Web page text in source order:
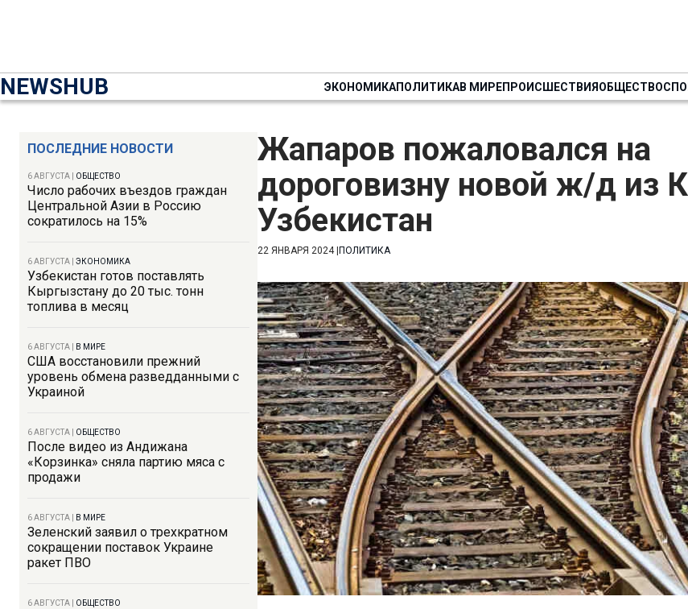
NEWSHUB ЭКОНОМИКАПОЛИТИКАВ МИРЕПРОИСШЕСТВИЯОБЩЕСТВО
ПОСЛЕДНИЕ НОВОСТИ
6 АВГУСТА ОБЩЕСТВО
Число рабочих въездов граждан
Центральной Азии в Россию
сократилось на 15%
6 АВГУСТА ЭКОНОМИКА
Узбекистан готов поставлять
Кыргызстану до 20 тыс. тонн
топлива в месяц
6 АВГУСТА В МИРЕ
США восстановили прежний
уровень обмена разведданными с
Украиной
6 АВГУСТА ОБЩЕСТВО
После видео из Андижана
«Корзинка» сняла партию мяса с
продажи
6 АВГУСТА В МИРЕ
Зеленский заявил о трехкратном
сокращении поставок Украине
ракет ПВО
6 АВГУСТА ОБЩЕСТВО
Жапаров пожаловался на
дороговизну новой ж/д из
Узбекистан
22 ЯНВАРЯ 2024| ПОЛИТИКА